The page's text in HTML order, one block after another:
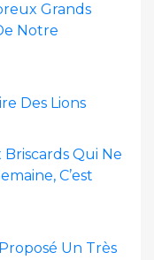
Grands
Notre
Des Lions
Qui Ne
C’est
Un Très